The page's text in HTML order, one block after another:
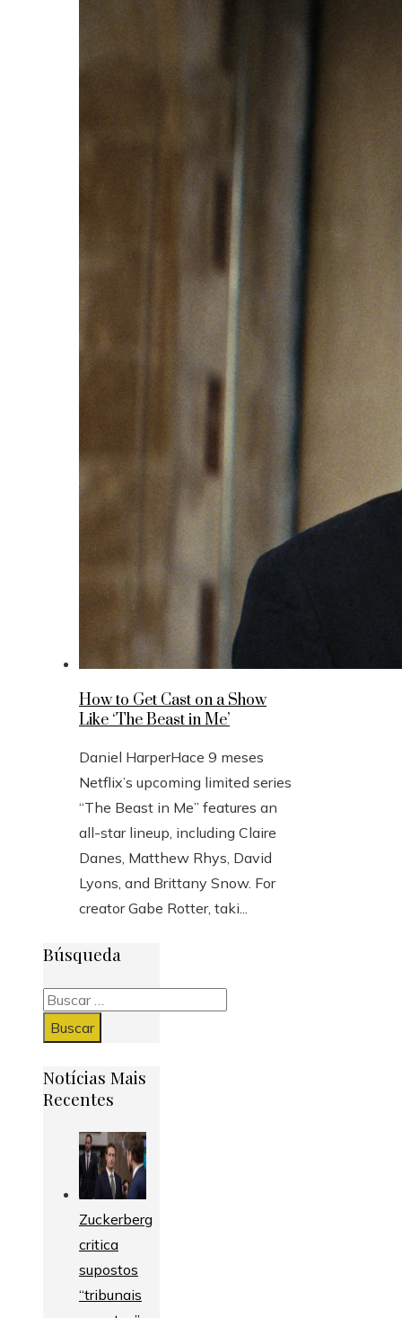
How to Get Cast on a Show
Like ‘The Beast in Me’
Daniel HarperHace 9 meses
Netflix’s upcoming limited series
“The Beast in Me” features an
all-star lineup, including Claire
Danes, Matthew Rhys, David
Lyons, and Brittany Snow. For
creator Gabe Rotter, taki...
Búsqueda
Buscar:
Notícias Mais
Recentes
Zuckerberg
critica
supostos
“tribunais